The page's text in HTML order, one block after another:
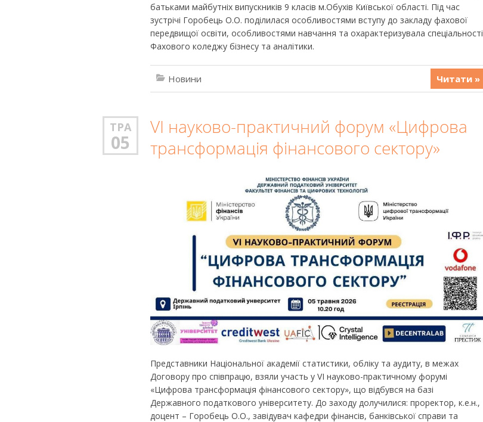
батьками майбутніх випускників 9 класів м.Обухів Київської області. Під час
зустрічі Горобець О.О. поділилася особливостями вступу до закладу фахової
передвищої освіти, особливостями навчання та охарактеризувала спеціальності
Фахового коледжу бізнесу та аналітики.
Новини Читати »
ТРА
05
VІ науково-практичний форум «Цифрова
трансформація фінансового сектору»
Представники Національної академії статистики, обліку та аудиту, в межах
Договору про співпрацю, взяли участь у VІ науково-практичному форумі
«Цифрова трансформація фінансового сектору», що відбувся на базі
Державного податкового університету. До заходу долучилися: проректор, к.е.н.,
доцент – Горобець О.О., завідувач кафедри фінансів, банківської справи та